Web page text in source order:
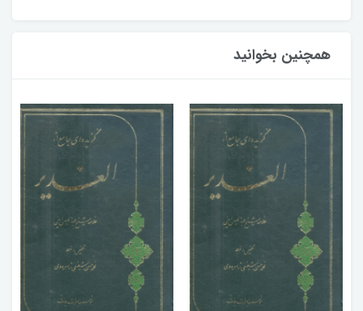
همچنین بخوانید